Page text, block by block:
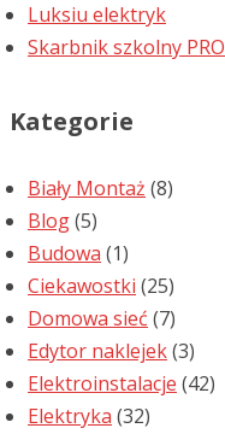
Luksiu elektryk
Skarbnik szkolny PRO
Kategorie
Biały Montaż (8)
Blog(5)
Budowa (1)
Ciekawostki (25)
Domowa sieć (7)
Edytor naklejek(3)
Elektroinstalacje (42)
Elektryka (32)